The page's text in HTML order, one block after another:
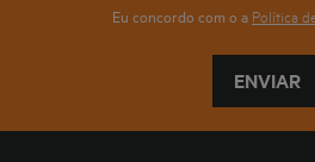
Eu concordo com o a Política
ENVIAR